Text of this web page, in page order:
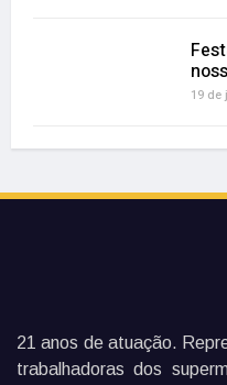
19 de
21 anos de atuação.
trabalhadoras dos